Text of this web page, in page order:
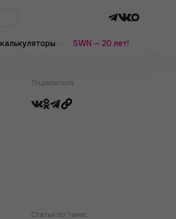
калькуляторы SWN — 20 лет!
Поделиться
Статьи по теме: